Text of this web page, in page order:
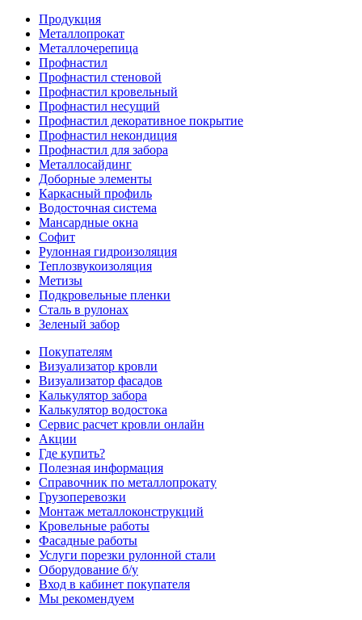
Продукция
Металлопрокат
Металлочерепица
Профнастил
Профнастил стеновой
Профнастил кровельный
Профнастил несущий
Профнастил декоративное покрытие
Профнастил некондиция
Профнастил для забора
Металлосайдинг
Доборные элементы
Каркасный профиль
Водосточная система
Мансардные окна
Софит
Рулонная гидроизоляция
Теплозвукоизоляция
Метизы
Подкровельные пленки
Сталь в рулонах
Зеленый забор
Покупателям
Визуализатор кровли
Визуализатор фасадов
Калькулятор забора
Калькулятор водостока
Сервис расчет кровли онлайн
Акции
Где купить?
Полезная информация
Справочник по металлопрокату
Грузоперевозки
Монтаж металлоконструкций
Кровельные работы
Фасадные работы
Услуги порезки рулонной стали
Оборудование б/у
Вход в кабинет покупателя
Мы рекомендуем